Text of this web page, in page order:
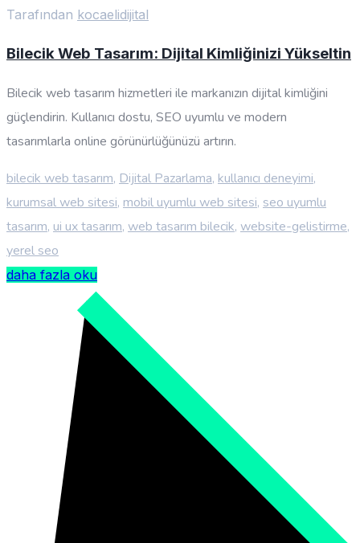
Tarafından kocaelidijital
Bilecik Web Tasarım: Dijital Kimliğinizi Yükseltin
Bilecik web tasarım hizmetleri ile markanızın dijital kimliğini
güçlendirin. Kullanıcı dostu, SEO uyumlu ve modern
tasarımlarla online görünürlüğünüzü artırın.
bilecik web tasarım, Dijital Pazarlama, kullanıcı deneyimi,
kurumsal web sitesi, mobil uyumlu web sitesi, seo uyumlu
tasarım, ui ux tasarım, web tasarım bilecik, website-gelistirme,
yerel seo
daha fazla oku